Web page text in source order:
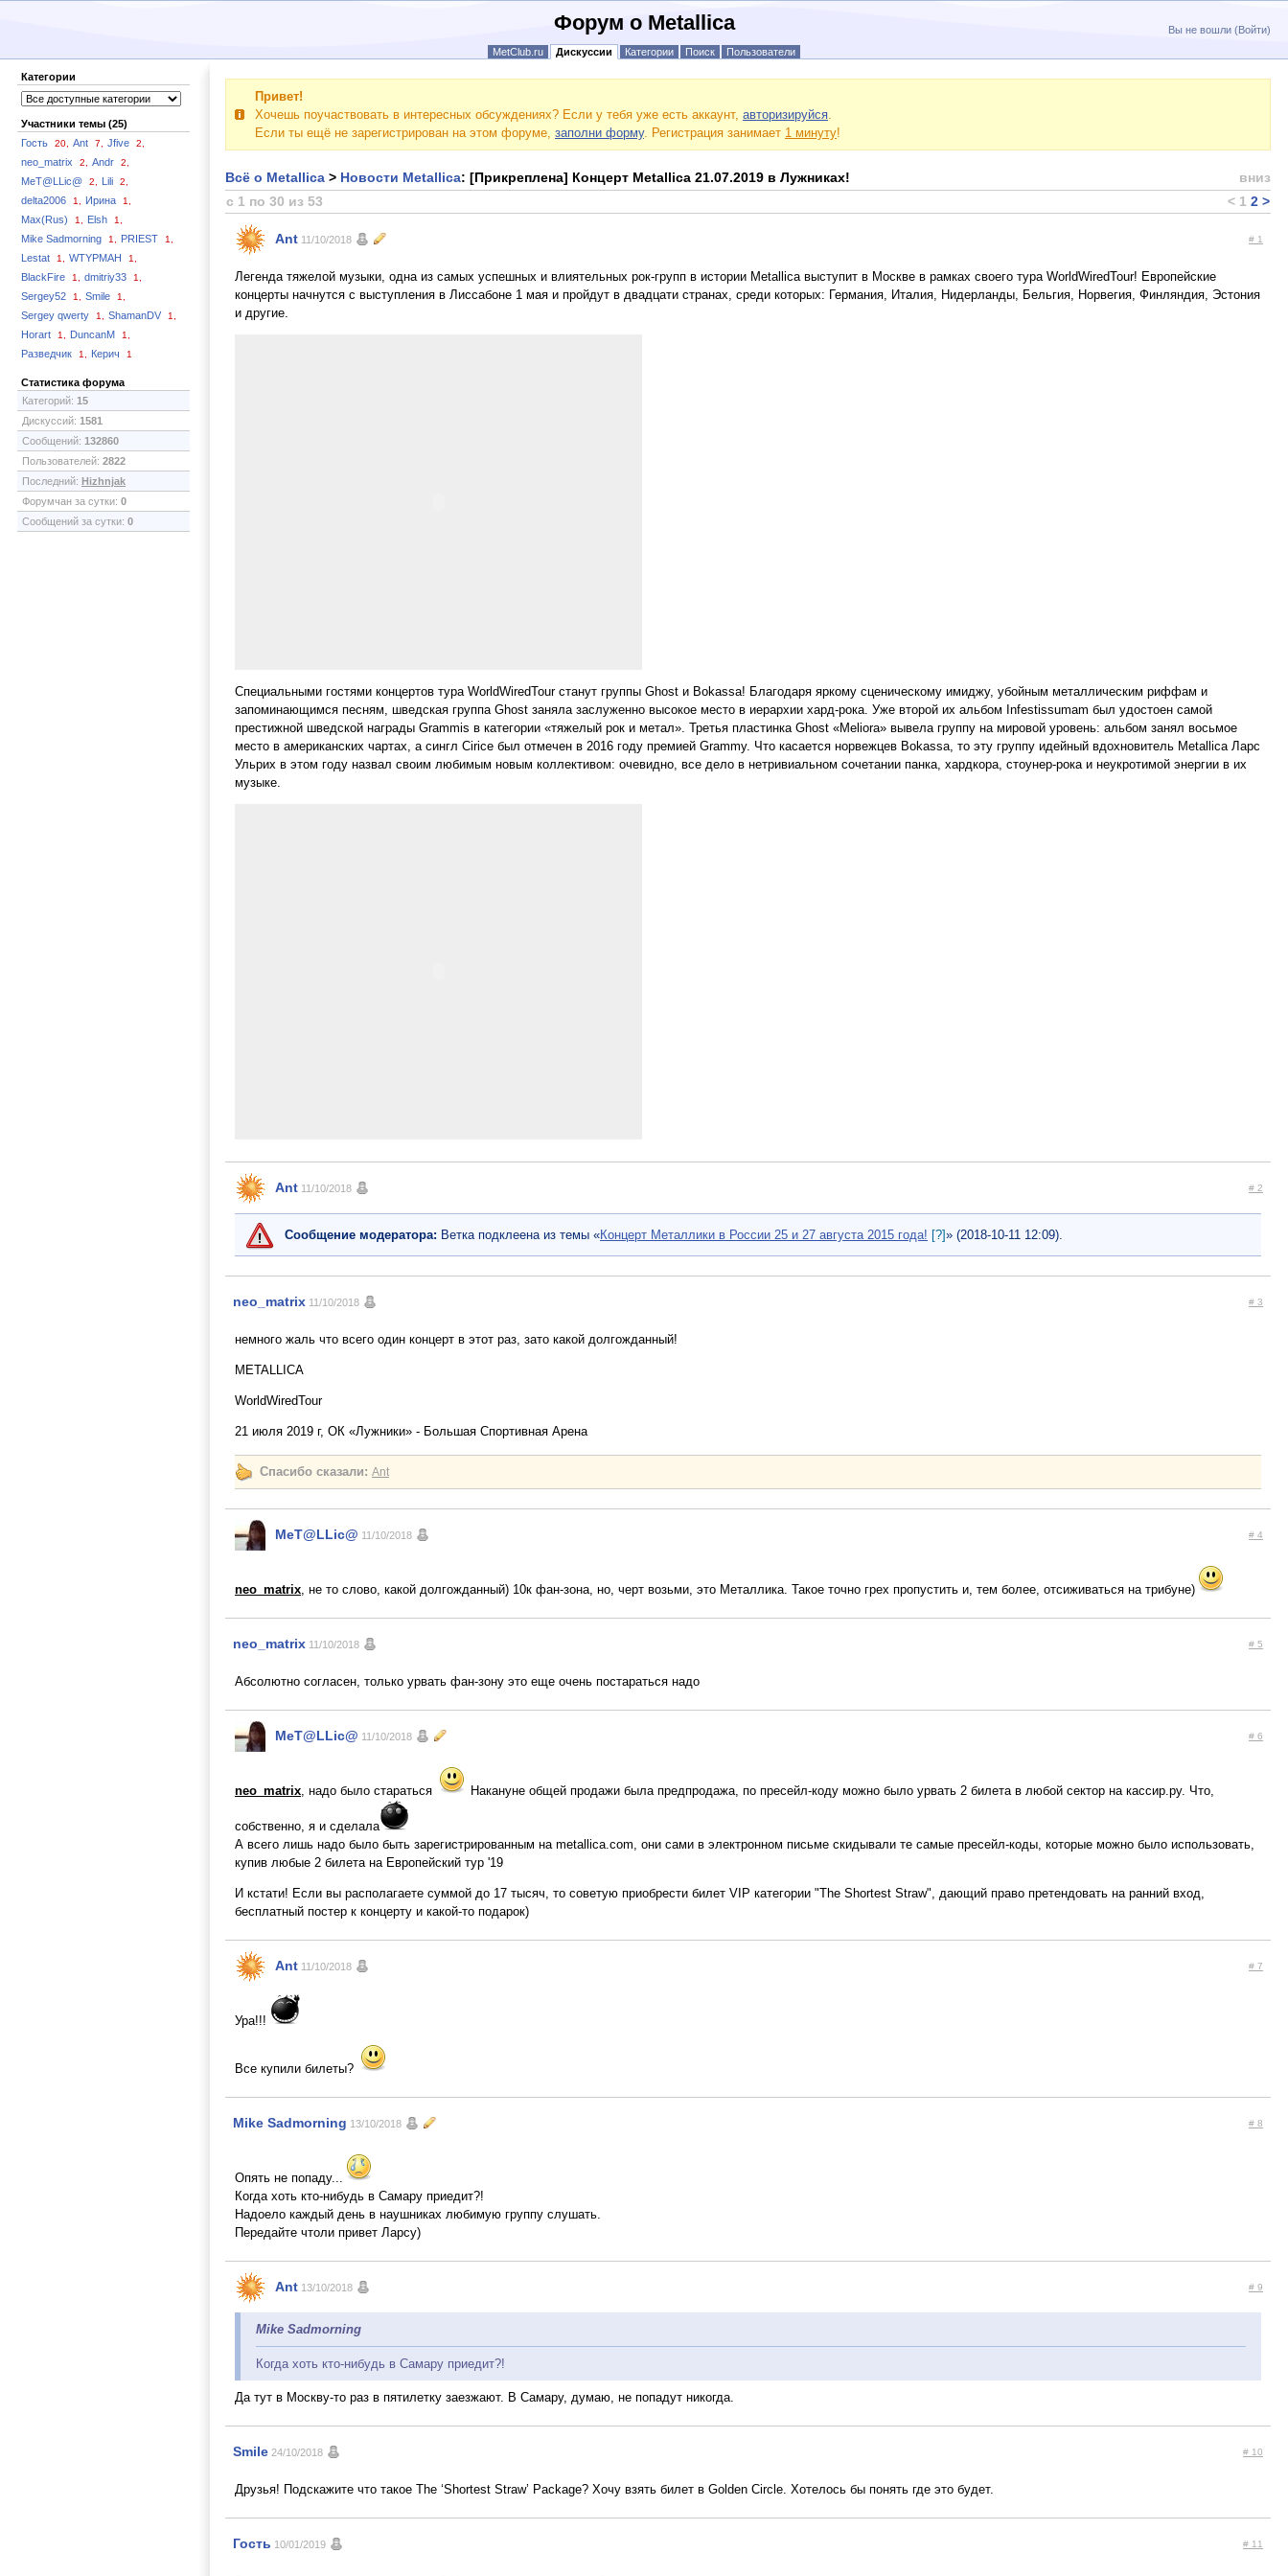
Вы не вошли (Войти)
Форум о Metallica
MetClub.ru Дискуссии Категории Поиск Пользователи
Категории
Участники темы (25)
Гость
20, Ant 7, Jfive 2,
neo_matrix 2, Andr 2,
MeT@LLic@ 2, Lili 2,
delta2006 1, Ирина 1,
Max(Rus) 1, Elsh 1,
Mike Sadmorning 1, PRIEST 1,
Lestat 1, WTYPMAH 1,
BlackFire 1, dmitriy33 1,
Sergey52 1, Smile 1,
Sergey qwerty 1, ShamanDV 1,
Horart 1, DuncanM 1,
Разведчик 1, Керич 1
Статистика форума
Категорий: 15
Дискуссий: 1581
Сообщений: 132860
Пользователей: 2822
Последний: Hizhnjak
Форумчан за сутки: 0
Сообщений за сутки: 0
Привет!
Хочешь поучаствовать в интересных обсуждениях? Если у тебя уже есть аккаунт, авторизируйся.
Если ты ещё не зарегистрирован на этом форуме, заполни форму. Регистрация занимает 1 минуту!
Всё о Metallica > Новости Metallica: [Прикреплена] Концерт Metallica 21.07.2019 в Лужниках!
вниз
с 1 по 30 из 53
< 1 2 >
Ant 11/10/2018 # 1
Легенда тяжелой музыки, одна из самых успешных и влиятельных рок-групп в истории Metallica выступит в Москве в рамках своего тура WorldWiredTour! Европейские
концерты начнутся с выступления в Лиссабоне 1 мая и пройдут в двадцати странах, среди которых: Германия, Италия, Нидерланды, Бельгия, Норвегия, Финляндия, Эстония
и другие.
Специальными гостями концертов тура WorldWiredTour станут группы Ghost и Bokassa! Благодаря яркому сценическому имиджу, убойным металлическим риффам и
запоминающимся песням, шведская группа Ghost заняла заслуженно высокое место в иерархии хард-рока. Уже второй их альбом Infestissumam был удостоен самой
престижной шведской награды Grammis в категории «тяжелый рок и метал». Третья пластинка Ghost «Meliora» вывела группу на мировой уровень: альбом занял восьмое
место в американских чартах, а сингл Cirice был отмечен в 2016 году премией Grammy. Что касается норвежцев Bokassa, то эту группу идейный вдохновитель Metallica Ларс
Ульрих в этом году назвал своим любимым новым коллективом: очевидно, все дело в нетривиальном сочетании панка, хардкора, стоунер-рока и неукротимой энергии в их
музыке.
Ant 11/10/2018 # 2
Сообщение модератора: Ветка подклеена из темы «Концерт Металлики в России 25 и 27 августа 2015 года! [?]» (2018-10-11 12:09).
neo_matrix 11/10/2018 # 3
немного жаль что всего один концерт в этот раз, зато какой долгожданный!
METALLICA
WorldWiredTour
21 июля 2019 г, ОК «Лужники» - Большая Спортивная Арена
Спасибо сказали: Ant
MeT@LLic@ 11/10/2018 # 4
neo_matrix, не то слово, какой долгожданный) 10к фан-зона, но, черт возьми, это Металлика. Такое точно грех пропустить и, тем более, отсиживаться на трибуне)
neo_matrix 11/10/2018 # 5
Абсолютно согласен, только урвать фан-зону это еще очень постараться надо
MeT@LLic@ 11/10/2018 # 6
neo_matrix, надо было стараться Накануне общей продажи была предпродажа, по пресейл-коду можно было урвать 2 билета в любой сектор на кассир.ру. Что,
собственно, я и сделала
А всего лишь надо было быть зарегистрированным на metallica.com, они сами в электронном письме скидывали те самые пресейл-коды, которые можно было использовать,
купив любые 2 билета на Европейский тур '19
И кстати! Если вы располагаете суммой до 17 тысяч, то советую приобрести билет VIP категории "The Shortest Straw", дающий право претендовать на ранний вход,
бесплатный постер к концерту и какой-то подарок)
Ant 11/10/2018 # 7
Ура!!!
Все купили билеты?
Mike Sadmorning 13/10/2018 # 8
Опять не попаду...
Когда хоть кто-нибудь в Самару приедит?!
Надоело каждый день в наушниках любимую группу слушать.
Передайте чтоли привет Ларсу)
Ant 13/10/2018 # 9
Mike Sadmorning
Когда хоть кто-нибудь в Самару приедит?!
Да тут в Москву-то раз в пятилетку заезжают. В Самару, думаю, не попадут никогда.
Smile 24/10/2018 # 10
Друзья! Подскажите что такое The ‘Shortest Straw’ Package? Хочу взять билет в Golden Circle. Хотелось бы понять где это будет.
Гость 10/01/2019 # 11